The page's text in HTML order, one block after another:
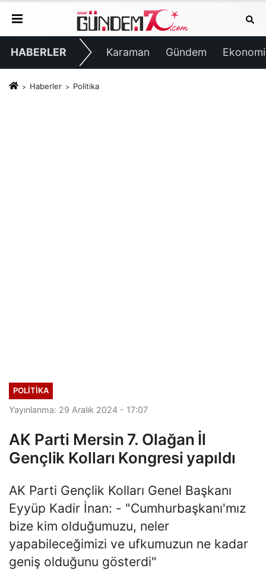
HABERLER Karaman Gündem Ekonomi
Haberler Politika
POLITIKA
Yayınlanma: 29 Aralık 2024 - 17:07
AK Parti Mersin 7. Olağan İl
Gençlik Kolları Kongresi yapıldı
AK Parti Gençlik Kolları Genel Başkanı
Eyyüp Kadir İnan: - "Cumhurbaşkanı'mız
bize kim olduğumuzu, neler
yapabileceğimizi ve ufkumuzun ne kadar
geniş olduğunu gösterdi"